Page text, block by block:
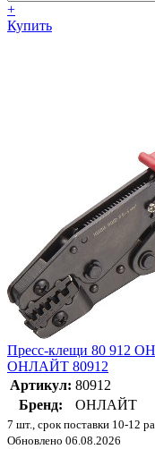
+
Купить
Пресс-клещи 80 912
ОНЛАЙТ 80912
Артикул: 80912
Бренд:
ОНЛАЙТ
7 шт., срок поставки 10-12
Обновлено 06.08.2026